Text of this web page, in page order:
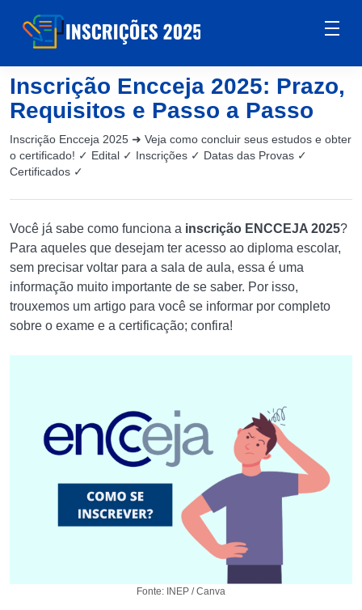
Inscrição Encceja 2025: Prazo,
Requisitos e Passo a Passo
Inscrição Encceja 2025 ➜ Veja como concluir seus estudos e obter
o certificado! ✓ Edital ✓ Inscrições ✓ Datas das Provas ✓
Certificados ✓
Você já sabe como funciona a inscrição ENCCEJA 2025?
Para aqueles que desejam ter acesso ao diploma escolar,
sem precisar voltar para a sala de aula, essa é uma
informação muito importante de se saber. Por isso,
trouxemos um artigo para você se informar por completo
sobre o exame e a certificação; confira!
Fonte: INEP / Canva